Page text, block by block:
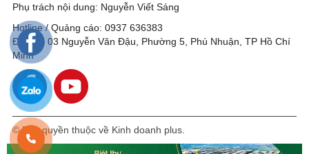
Phụ trách nội dung: Nguyễn Viết Sáng
Hotline / Quảng cáo: 0937 636383
Địa chỉ: 03 Nguyễn Văn Đậu, Phường 5, Phú Nhuận, TP Hồ Chí
Minh
© Bản quyền thuộc về Kinh doanh plus.